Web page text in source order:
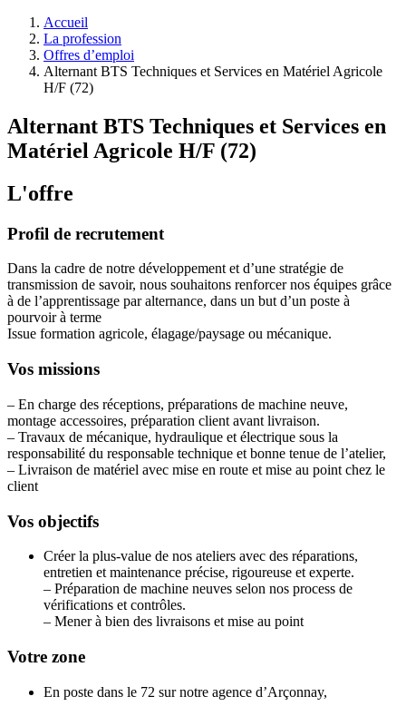
Accueil
La profession
Offres d’emploi
Alternant BTS Techniques et Services en Matériel Agricole
H/F (72)
Alternant BTS Techniques et Services en
Matériel Agricole H/F (72)
L'offre
Profil de recrutement
Dans la cadre de notre développement et d’une stratégie de
transmission de savoir, nous souhaitons renforcer nos équipes grâce
à de l’apprentissage par alternance, dans un but d’un poste à
pourvoir à terme
Issue formation agricole, élagage/paysage ou mécanique.
Vos missions
– En charge des réceptions, préparations de machine neuve,
montage accessoires, préparation client avant livraison.
– Travaux de mécanique, hydraulique et électrique sous la
responsabilité du responsable technique et bonne tenue de l’atelier,
– Livraison de matériel avec mise en route et mise au point chez le
client
Vos objectifs
Créer la plus-value de nos ateliers avec des réparations,
entretien et maintenance précise, rigoureuse et experte.
– Préparation de machine neuves selon nos process de
vérifications et contrôles.
– Mener à bien des livraisons et mise au point
Votre zone
En poste dans le 72 sur notre agence d’Arçonnay,